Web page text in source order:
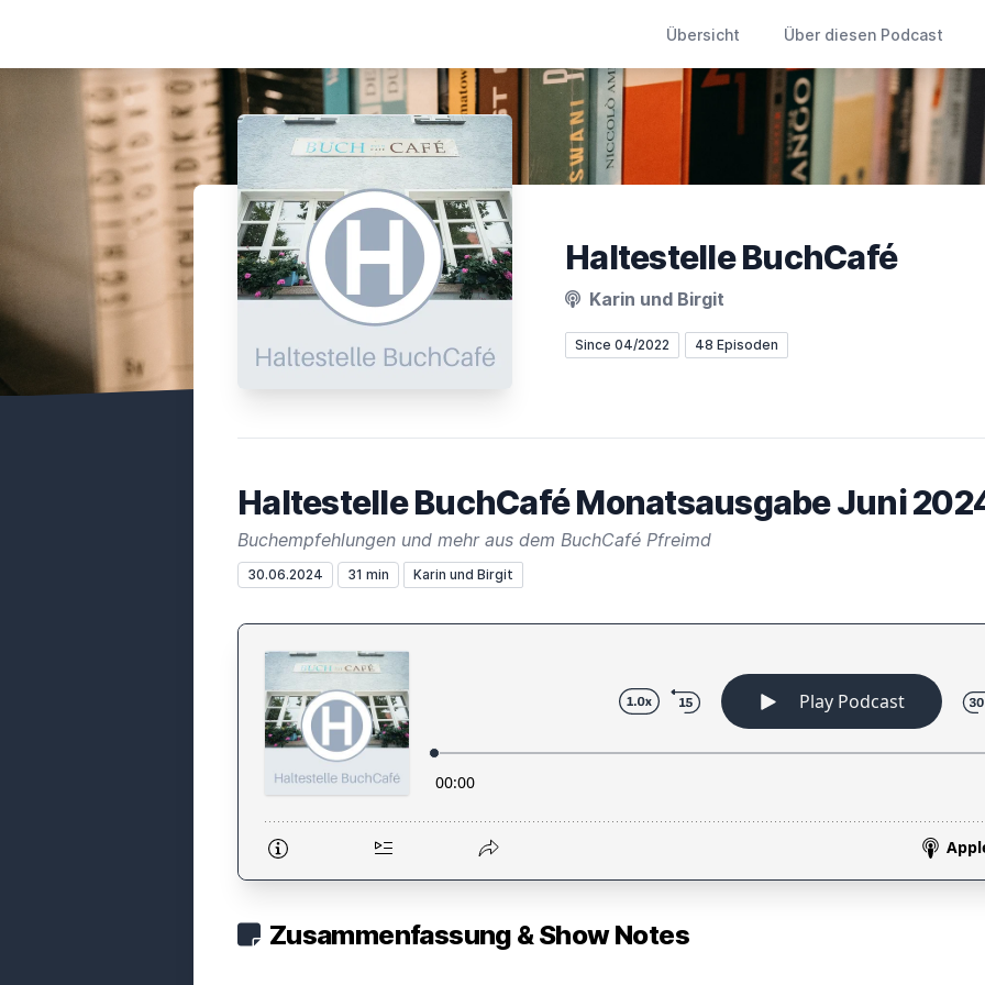
Übersicht Über diesen Podcast
Haltestelle BuchCafé
Karin und Birgit
Since 04/2022 48 Episoden
Haltestelle BuchCafé Monatsausgabe Juni
Buchempfehlungen und mehr aus dem BuchCafé Pfreimd
30.06.2024 31 min Karin und Birgit
Zusammenfassung & Show Notes